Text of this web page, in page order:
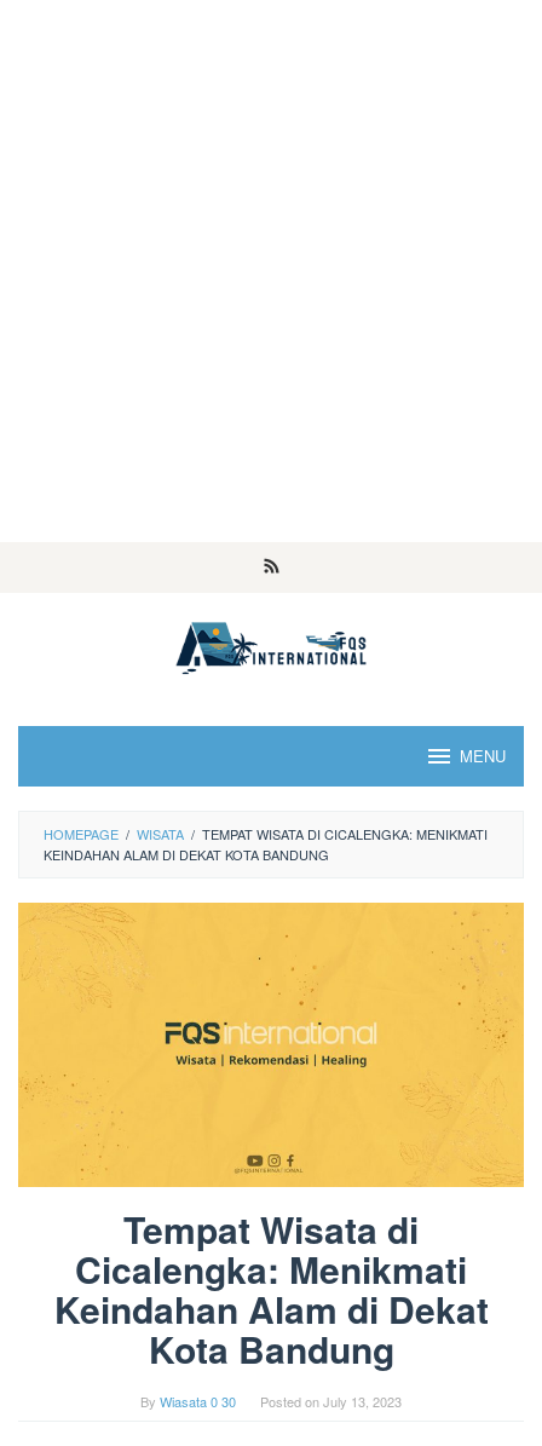
MENU
HOMEPAGE / WISATA / TEMPAT WISATA DI CICALENGKA: MENIKMATI
KEINDAHAN ALAM DI DEKAT KOTA BANDUNG
Tempat Wisata di
Cicalengka: Menikmati
Keindahan Alam di Dekat
Kota Bandung
By Wiasata 0 30 Posted onJuly 13, 2023